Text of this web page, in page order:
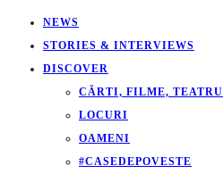
NEWS
STORIES & INTERVIEWS
DISCOVER
CĂRTI, FILME, TEATRU
LOCURI
OAMENI
#CASEDEPOVESTE